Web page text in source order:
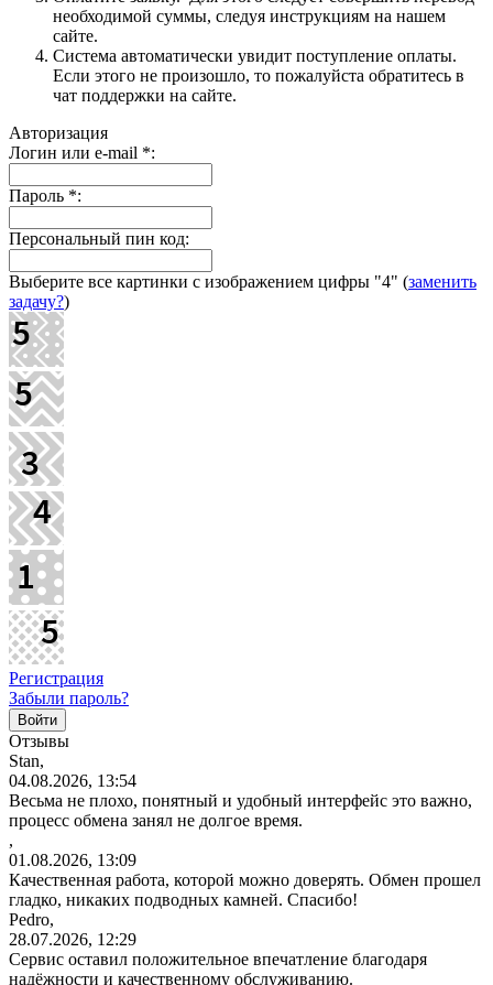
необходимой суммы, следуя инструкциям на нашем
сайте.
Система автоматически увидит поступление оплаты.
Если этого не произошло, то пожалуйста обратитесь в
чат поддержки на сайте.
Авторизация
Логин или e-mail *:
Пароль *:
Персональный пин код:
Выберите все картинки с изображением цифры "4" (заменить
задачу?)
Регистрация
Забыли пароль?
Отзывы
Stan,
04.08.2026, 13:54
Весьма не плохо, понятный и удобный интерфейс это важно,
процесс обмена занял не долгое время.
,
01.08.2026, 13:09
Качественная работа, которой можно доверять. Обмен прошел
гладко, никаких подводных камней. Спасибо!
Pedro,
28.07.2026, 12:29
Сервис оставил положительное впечатление благодаря
надёжности и качественному обслуживанию.